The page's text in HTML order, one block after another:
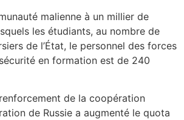
malienne à un millier de
les étudiants, au nombre de
de l’État, le personnel des forces
en formation est de 240
de la coopération
de Russie a augmenté le quota